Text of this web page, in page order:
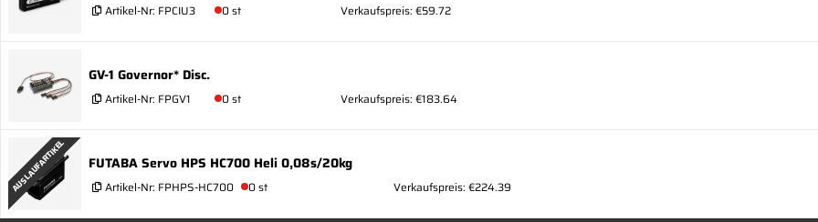
Artikel-Nr: FPCIU3 0 st Verkaufspreis: €59.72
GV-1 Governor* Disc.
Artikel-Nr: FPGV1 0 st Verkaufspreis: €183.64
AUSLAUFARTIKEL FUTABA Servo HPS HC700 Heli 0,08s/20kg
Artikel-Nr: FPHPS-HC700 0 st Verkaufspreis: €224.39